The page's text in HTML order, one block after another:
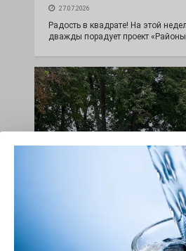
27.07.2026
Радость в квадрате! На этой
дважды порадует проект
100 футов под